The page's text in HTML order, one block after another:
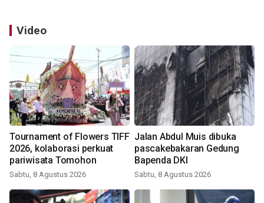
Video
Tournament of Flowers TIFF
2026, kolaborasi perkuat
pariwisata Tomohon
Sabtu, 8 Agustus 2026
Jalan Abdul Muis dibuka
pascakebakaran Gedung
Bapenda DKI
Sabtu, 8 Agustus 2026